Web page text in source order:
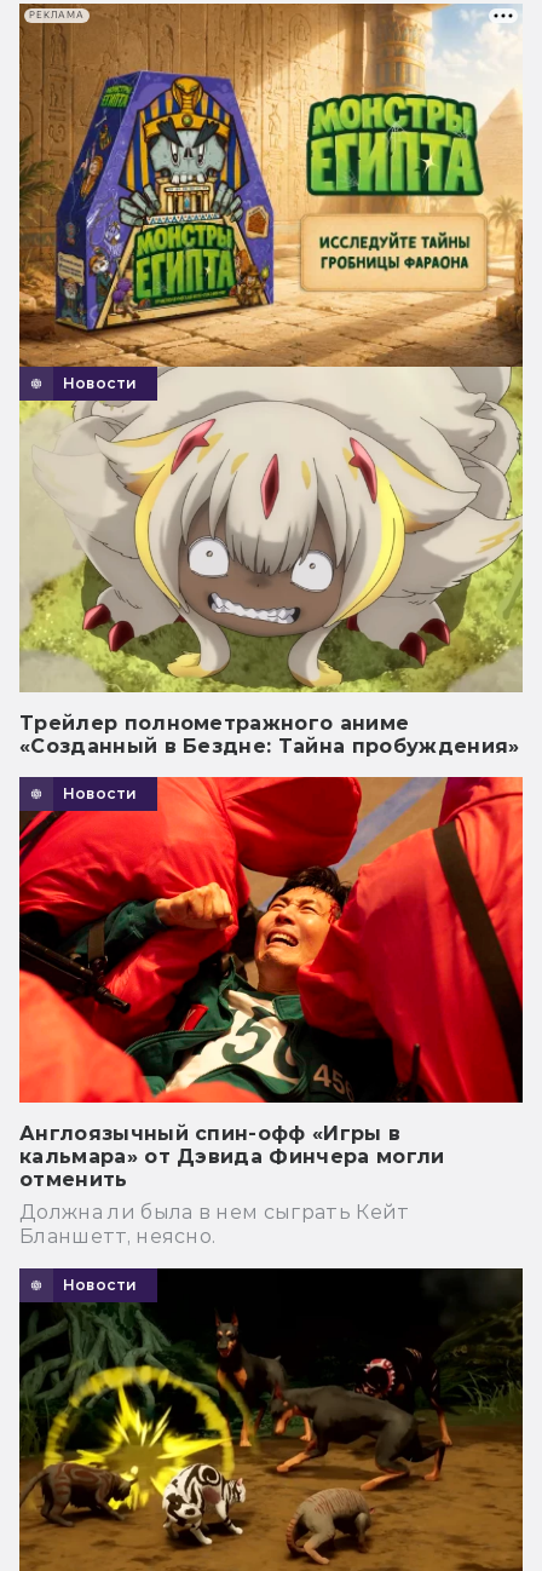
Новости
Трейлер полнометражного аниме
«Созданный в Бездне: Тайна пробуждения»
Новости
Англоязычный спин-офф «Игры в
кальмара» от Дэвида Финчера могли
отменить
Должна ли была в нем сыграть Кейт
Бланшетт, неясно.
Новости
РЕКЛАМА